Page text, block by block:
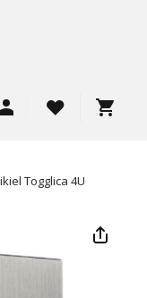
Togglica 4U